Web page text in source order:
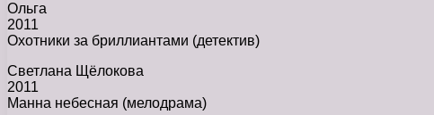
Ольга
2011
Охотники за бриллиантами (детектив)
Светлана Щёлокова
2011
Манна небесная (мелодрама)